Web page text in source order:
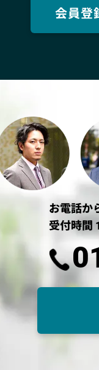
会員登
お電話か
受付時間